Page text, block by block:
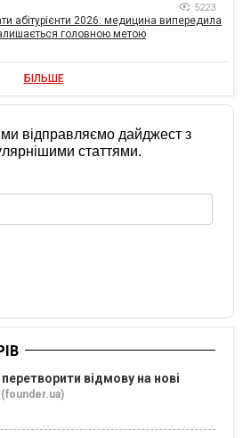
5223
абітурієнти 2026: медицина випередила
головною метою
БІЛЬШЕ
відправляємо дайджест з
статтями.
відмову на нові
(founder.ua)